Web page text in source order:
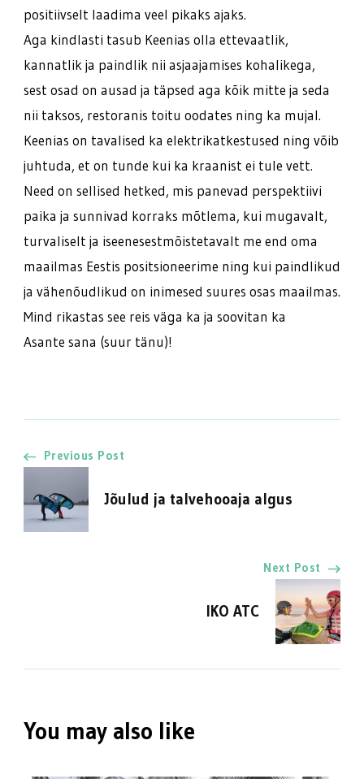
positiivselt laadima veel pikaks ajaks.
Aga kindlasti tasub Keenias olla ettevaatlik,
kannatlik ja paindlik nii asjaajamises kohalikega,
sest osad on ausad ja täpsed aga kõik mitte ja seda
nii taksos, restoranis toitu oodates ning ka mujal.
Keenias on tavalised ka elektrikatkestused ning võib
juhtuda, et on tunde kui ka kraanist ei tule vett.
Need on sellised hetked, mis panevad perspektiivi
paika ja sunnivad korraks mõtlema, kui mugavalt,
turvaliselt ja iseenesestmõistetavalt me end oma
maailmas Eestis positsioneerime ning kui paindlikud
ja vähenõudlikud on inimesed suures osas maailmas.
Mind rikastas see reis väga ka ja soovitan ka
Asante sana (suur tänu)!
Post
Navigation
Previous Post
Jõulud ja talvehooaja algus
Next Post
IKO ATC
You may also like